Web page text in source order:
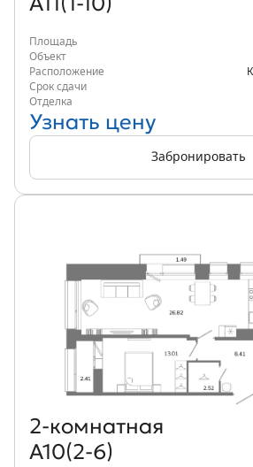
Площадь
Объект
Расположение
Срок сдачи
Отделка
Узнать цену
Забронировать
Объект
2‑комнатная
А10(2-6)